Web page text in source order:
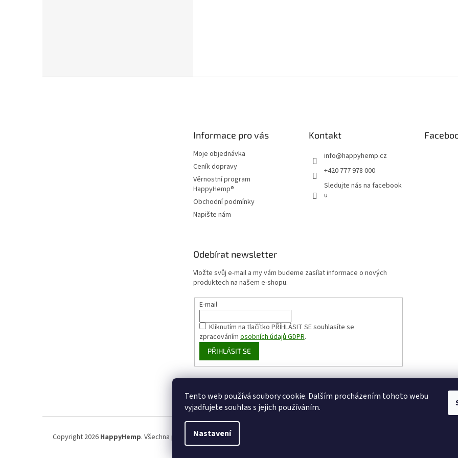
Tento web používá soubory cookie. Dalším procházením tohoto webu
vyjadřujete souhlas s jejich používáním.
Nastavení
Informace pro vás
Moje objednávka
Ceník dopravy
Věrnostní program
HappyHemp®
Obchodní podmínky
Napište nám
Kontakt
info@happyhemp.cz
+420 777 978 000
Sledujte nás na facebook
u
Odebírat newsletter
Vložte svůj e-mail a my vám budeme zasílat informace o nových
produktech na našem e-shopu.
E-mail
Kliknutím na tlačítko PŘÍHLÁSIT SEsouhlasíte se
zpracovánímosobních údajů GDPR.
PŘIHLÁSIT SE
HappyCoffee Shoptet.cz Sportovní výživa zizaly.com
Copyright 2026 HappyHemp. Všechna práva vyhrazena.Upravit nastavení cookies